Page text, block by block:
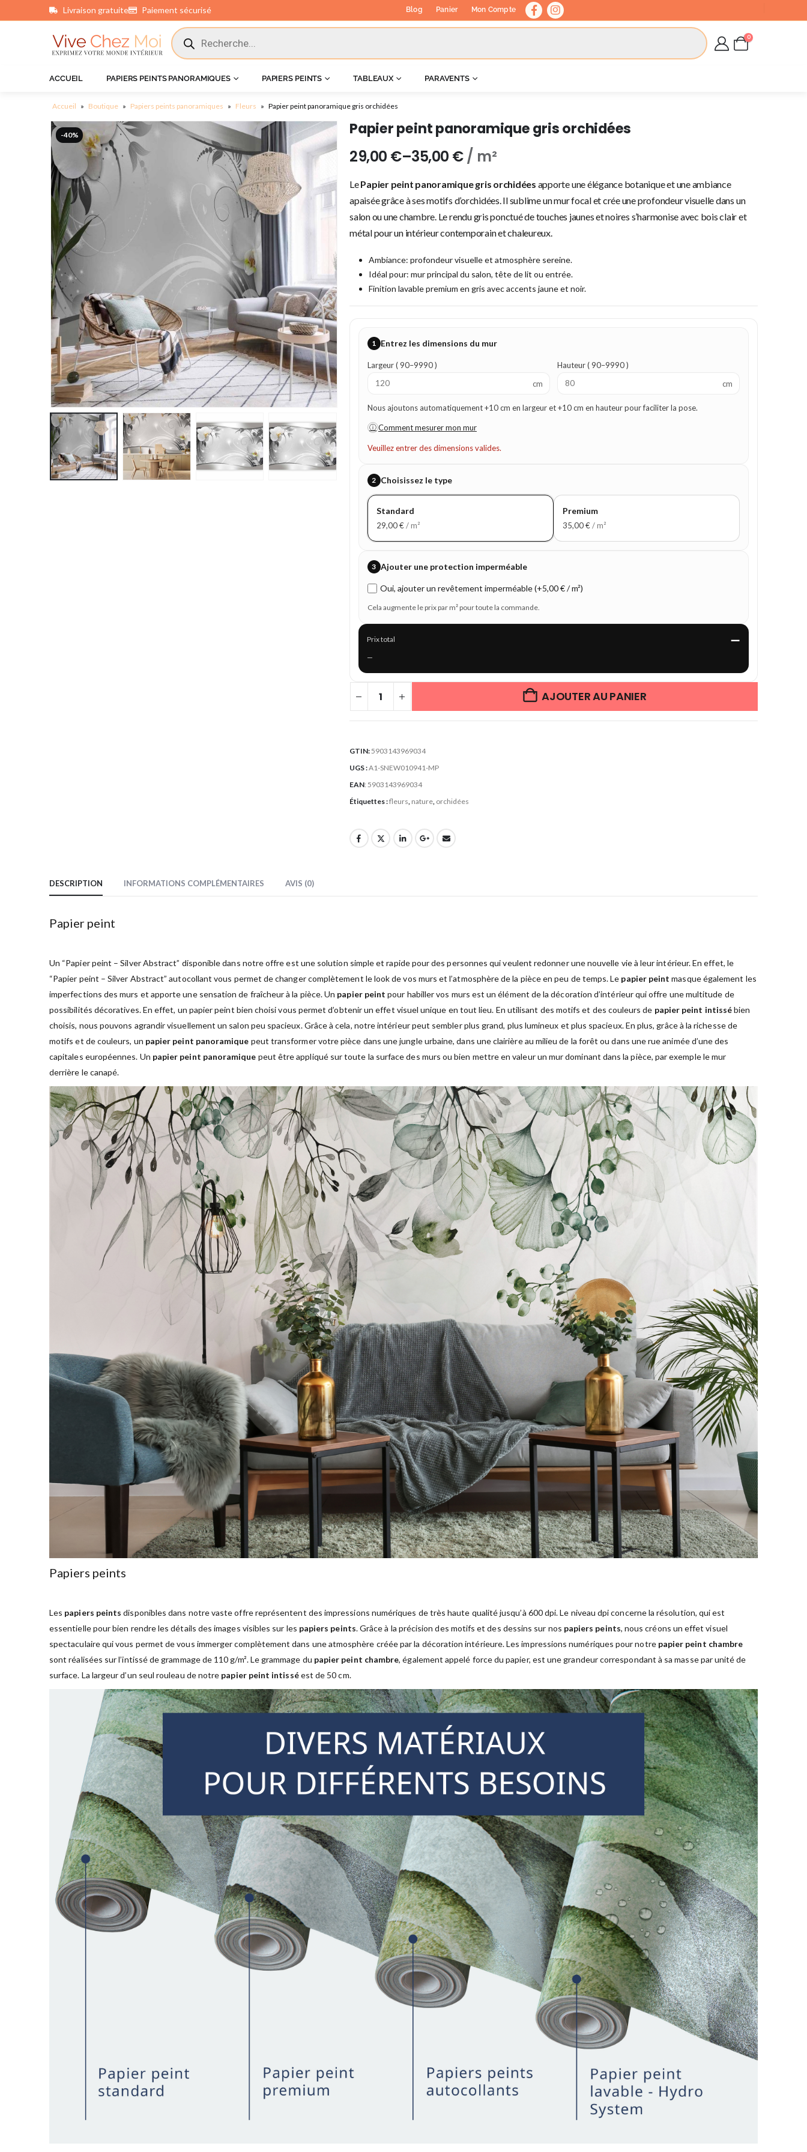
Livraison gratuite Paiement sécurisé Blog Panier Mon Compte
0
ACCUEIL PAPIERS PEINTS PANORAMIQUES PAPIERS PEINTS TABLEAUX PARAVENTS
Accueil » Boutique » Papiers peints panoramiques » Fleurs » Papier peint panoramique gris orchidées
-40% Papier peint panoramique gris orchidées
29,00 €–35,00 €/ m²
LePapier peint panoramique gris orchidées apporte une élégance botanique et une ambiance
apaisée grâce à ses motifs d’orchidées. Il sublime un mur focal et crée une profondeur visuelle dans un
salon ou une chambre. Le rendu gris ponctué de touches jaunes et noires s’harmonise avec bois clair et
métal pour un intérieur contemporain et chaleureux.
Ambiance: profondeur visuelle et atmosphère sereine.
Idéal pour: mur principal du salon, tête de lit ou entrée.
Finition lavable premium en gris avec accents jaune et noir.
1 Entrez les dimensions du mur
Largeur ( 90–9990 )
cm
Hauteur ( 90–9990 )
cm
Nous ajoutons automatiquement +10 cm en largeur et +10 cm en hauteur pour faciliter la pose.
ⓘ Comment mesurer mon mur
Veuillez entrer des dimensions valides.
2 Choisissez le type
Standard
29,00€/ m²
Premium
35,00€/ m²
3 Ajouter une protection imperméable
Oui, ajouter un revêtement imperméable (+5,00 € / m²)
Cela augmente le prix par m² pour toute la commande.
Prix total —
—
AJOUTER AU PANIER
GTIN: 5903143969034
UGS :A1-SNEW010941-MP
EAN: 5903143969034
Étiquettes :fleurs nature, orchidées
DESCRIPTION INFORMATIONS COMPLÉMENTAIRES AVIS (0)
Papier peint
Un “Papier peint – Silver Abstract” disponible dans notre offre est une solution simple et rapide pour des personnes qui veulent redonner une nouvelle vie à leur intérieur. En effet, le
“Papier peint – Silver Abstract” autocollant vous permet de changer complètement le look de vos murs et l’atmosphère de la pièce en peu de temps. Le papier peint masque également les
imperfections des murs et apporte une sensation de fraîcheur à la pièce. Un papier peint pour habiller vos murs est un élément de la décoration d’intérieur qui offre une multitude de
possibilités décoratives. En effet, un papier peint bien choisi vous permet d’obtenir un effet visuel unique en tout lieu. En utilisant des motifs et des couleurs de papier peint intissébien
choisis, nous pouvons agrandir visuellement un salon peu spacieux. Grâce à cela, notre intérieur peut sembler plus grand, plus lumineux et plus spacieux. En plus, grâce à la richesse de
motifs et de couleurs, un papier peint panoramique peut transformer votre pièce dans une jungle urbaine, dans une clairière au milieu de la forêt ou dans une rue animée d’une des
capitales européennes. Un papier peint panoramique peut être appliqué sur toute la surface des murs ou bien mettre en valeur un mur dominant dans la pièce, par exemple le mur
derrière le canapé.
Papiers peints
Les papiers peints disponibles dans notre vaste offre représentent des impressions numériques de très haute qualité jusqu’à 600 dpi. Le niveau dpi concerne la résolution, qui est
essentielle pour bien rendre les détails des images visibles sur les papiers peints. Grâce à la précision des motifs et des dessins sur nos papiers peints, nous créons un effet visuel
spectaculaire qui vous permet de vous immerger complètement dans une atmosphère créée par la décoration intérieure. Les impressions numériques pour notre papier peint chambre
sont réalisées sur l’intissé de grammage de 110 g/m². Le grammage du papier peint chambre, également appelé force du papier, est une grandeur correspondant à sa masse par unité de
surface. La largeur d’un seul rouleau de notre papier peint intisséest de 50 cm.